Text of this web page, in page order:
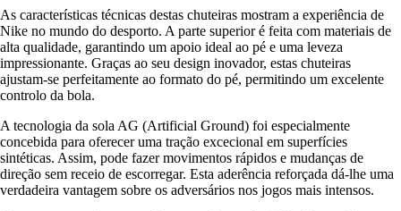
As características técnicas destas chuteiras mostram a experiência de
Nike no mundo do desporto. A parte superior é feita com materiais de
alta qualidade, garantindo um apoio ideal ao pé e uma leveza
impressionante. Graças ao seu design inovador, estas chuteiras
ajustam-se perfeitamente ao formato do pé, permitindo um excelente
controlo da bola.
A tecnologia da sola AG (Artificial Ground) foi especialmente
concebida para oferecer uma tração excecional em superfícies
sintéticas. Assim, pode fazer movimentos rápidos e mudanças de
direção sem receio de escorregar. Esta aderência reforçada dá-lhe uma
verdadeira vantagem sobre os adversários nos jogos mais intensos.